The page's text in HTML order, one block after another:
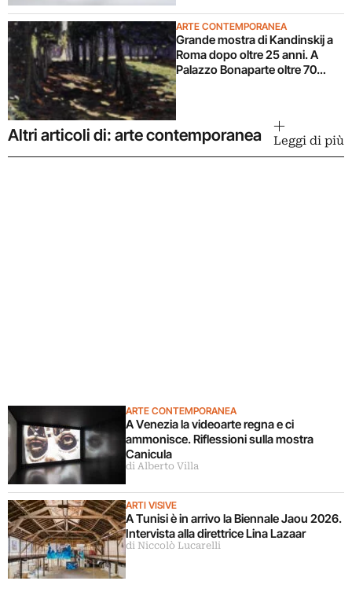
ARTE CONTEMPORANEA
Grande mostra di Kandinskij a
Roma dopo oltre 25 anni. A
Palazzo Bonaparte oltre 70
Altri articoli di: arte contemporanea Leggi di più
ARTE CONTEMPORANEA
A Venezia la videoarte regna e ci
ammonisce. Riflessioni sulla mostra
Canicula
di Alberto Villa
ARTI VISIVE
A Tunisi è in arrivo la Biennale Jaou 2026.
Intervista alla direttrice Lina Lazaar
di Niccolò Lucarelli